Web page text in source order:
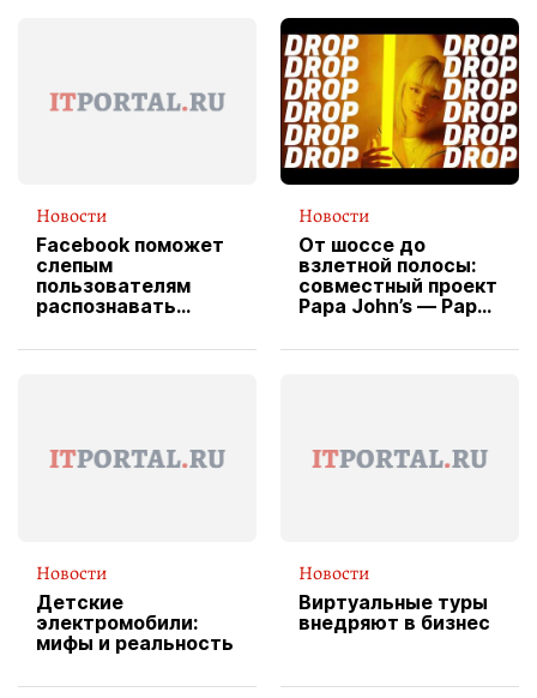
Новости
Facebook поможет
слепым
пользователям
распознавать
Новости
От шоссе до
взлетной полосы:
совместный проект
Papa John’s — Papa
вводит
Новости
Детские
электромобили:
мифы и реальность
Новости
Виртуальные туры
внедряют в бизнес